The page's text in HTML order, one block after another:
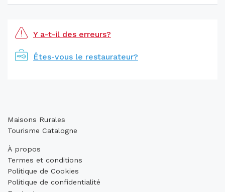
Y a-t-il des erreurs?
Êtes-vous le restaurateur?
Maisons Rurales
Tourisme Catalogne
À propos
Termes et conditions
Politique de Cookies
Politique de confidentialité